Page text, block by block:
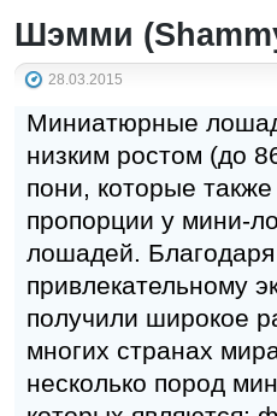
Шэмми
28.03.2015
Миниатюрные
низким ростом (до
пони, которые
пропорции у мини-
лошадей.
привлекательному
получили широкое
многих странах
несколько пород